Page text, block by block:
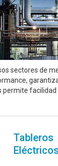
sectores de
Tableros
Eléctricos